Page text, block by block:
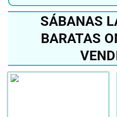
SÁBANAS
BARATAS